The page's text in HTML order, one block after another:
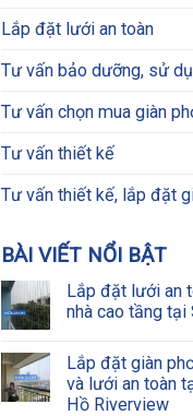
Lắp đặt lưới an toàn
Tư vấn bảo dưỡng, sử
Tư vấn chọn mua giàn
Tư vấn thiết kế
Tư vấn thiết kế, lắp đặt
BÀI VIẾT NỔI BẬT
Lắp đặt lưới an
nhà cao tầng tại
Lắp đặt giàn
và lưới an toàn
Hồ Riverview